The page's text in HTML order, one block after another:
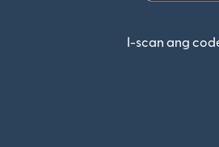
I-scan ang